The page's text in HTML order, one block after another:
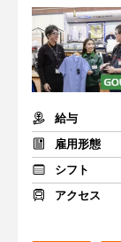
給与
雇用形態
シフト
アクセス